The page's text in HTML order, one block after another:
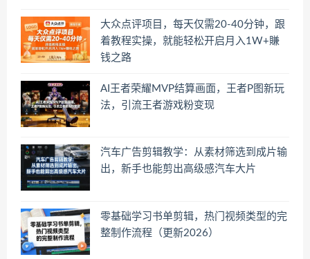
大众点评项目，每天仅需20-40分钟，跟
着教程实操，就能轻松开启月入1W+賺
钱之路
AI王者荣耀MVP结算画面，王者P图新玩
法，引流王者游戏粉变现
汽车广告剪辑教学：从素材筛选到成片输
出，新手也能剪出高级感汽车大片
零基础学习书单剪辑，热门视频类型的完
整制作流程（更新2026）